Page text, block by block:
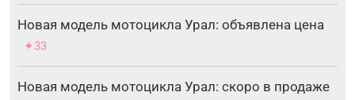
Новая модель мотоцикла Урал: объявлена цена
✦33
Новая модель мотоцикла Урал: скоро в продаже